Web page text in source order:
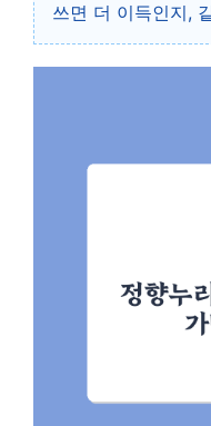
쓰면 더 이득인지,